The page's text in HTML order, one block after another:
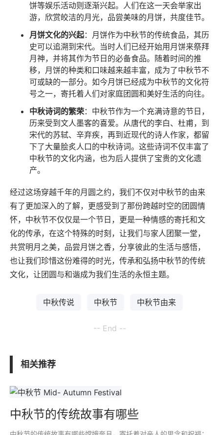
饼等娱乐活动则逐渐兴起。人们在这一天会举家出
游，欣赏皎洁的月光，品尝美味的月饼，共度佳节。
月饼文化的兴起：月饼作为中秋节的传统食品，其历
史可以追溯到宋代。当时人们已经开始用月饼来祭拜
月神，并将其作为节日的必备食品。随着时间的推
移，月饼的种类和口味越来越丰富，成为了中秋节不
可或缺的一部分。如今月饼已经成为中秋节的文化符
号之一，寄托着人们对家庭团圆和美好生活的向往。
中秋诗词的繁荣：中秋节作为一个充满诗意的节日，
历来受到文人墨客的喜爱。从唐代的李白、杜甫，到
宋代的苏轼、辛弃疾，再到近现代的诗人作家，都留
下了大量脍炙人口的中秋诗词。这些诗词不仅丰富了
中秋节的文化内涵，也为后人提供了宝贵的文化遗
产。
经过这场穿越千年的月圆之约，我们不仅对中秋节的由来
有了更加深入的了解，更感受到了那份跨越时空的团圆情
怀，中秋节不仅仅是一个节日，更是一种情感的寄托和文
化的传承，在这个特殊的时刻，让我们与家人团聚一堂，
共赏明月之美，品尝月饼之香，分享彼此的生活与感悟，
也让我们珍惜这份难得的时光，传承和弘扬中秋节的传统
文化，让团圆与和谐成为我们生活的永恒主题。
中秋传说 中秋节 中秋节由来
-- End --
相关推荐
中秋节的传统故事有哪些